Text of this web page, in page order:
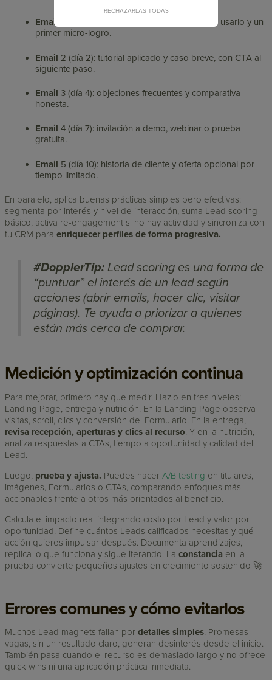
Email
1 (inmediato): entrega del recurso, cómo usarlo y un
primer micro-logro.
Email 2 (día 2): tutorial aplicado y caso breve, con CTA al
siguiente paso.
Email 3 (día 4): objeciones frecuentes y comparativa
honesta.
Email 4 (día 7): invitación a demo, webinar o prueba
gratuita.
Email 5 (día 10): historia de cliente y oferta opcional por
tiempo limitado.
En paralelo, aplica buenas prácticas simples pero efectivas:
segmenta por interés y nivel de interacción, suma Lead scoring
básico, activa re-engagement si no hay actividad y sincroniza con
tu CRM paraenriquecer perfiles de forma progresiva.
#DopplerTip: Lead scoring es una forma de
“puntuar” el interés de un lead según
acciones (abrir emails, hacer clic, visitar
páginas). Te ayuda a priorizar a quienes
están más cerca de comprar.
Medición y optimización continua
Para mejorar, primero hay que medir. Hazlo en tres niveles:
Landing Page, entrega y nutrición. En la Landing Page observa
visitas, scroll, clics y conversión del Formulario. En la entrega,
revisa recepción, aperturas y clics al recurso. Y en la nutrición,
analiza respuestas a CTAs, tiempo a oportunidad y calidad del
Lead.
Luego, prueba y ajusta. Puedes hacerA/B testing en titulares,
imágenes, Formularios o CTAs, comparando enfoques más
accionables frente a otros más orientados al beneficio.
Calcula el impacto real integrando costo por Lead y valor por
oportunidad. Define cuántos Leads calificados necesitas y qué
acción quieres impulsar después. Documenta aprendizajes,
replica lo que funciona y sigue iterando. Laconstancia en la
prueba convierte pequeños ajustes en crecimiento sostenido 🚀
Errores comunes y cómo evitarlos
Muchos Lead magnets fallan pordetalles simples. Promesas
vagas, sin un resultado claro, generan desinterés desde el inicio.
También pasa cuando el recurso es demasiado largo y no ofrece
quick wins ni una aplicación práctica inmediata.
RECHAZARLAS TODAS